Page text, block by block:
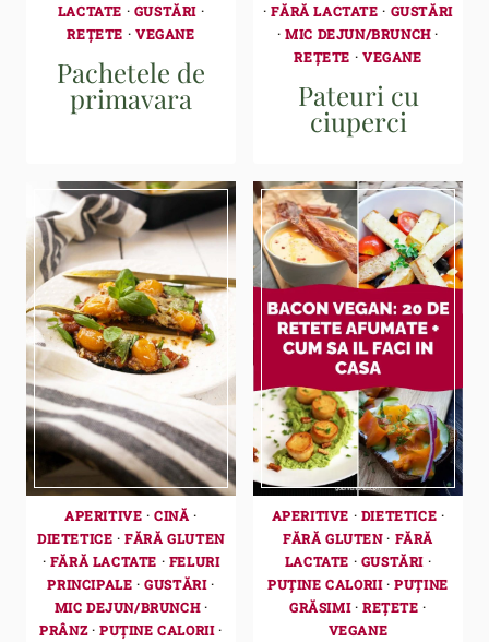
LACTATE · GUSTĂRI ·
REȚETE · VEGANE
Pachetele de
primavara
·FĂRĂ LACTATE · GUSTĂRI
·MIC DEJUN/BRUNCH·
REȚETE · VEGANE
Pateuri cu
ciuperci
APERITIVE ·CINĂ ·
DIETETICE ·FĂRĂ GLUTEN
· FĂRĂ LACTATE · FELURI
PRINCIPALE ·GUSTĂRI·
MIC DEJUN/BRUNCH·
PRÂNZ·PUȚINE CALORII·
APERITIVE · DIETETICE ·
FĂRĂ GLUTEN· FĂRĂ
LACTATE · GUSTĂRI ·
PUȚINE CALORII·PUȚINE
GRĂSIMI·REȚETE ·
VEGANE